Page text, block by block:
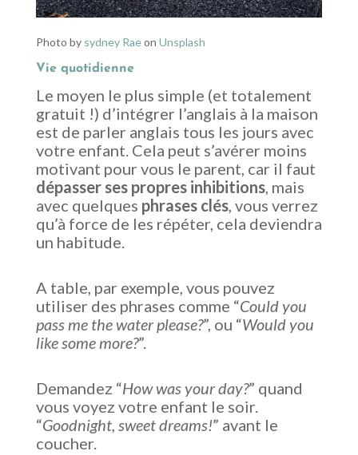
Photo by sydney Raeon Unsplash
Vie quotidienne
Le moyen le plus simple (et totalement
gratuit !) d’intégrer l’anglais à la maison
est de parler anglais tous les jours avec
votre enfant. Cela peut s’avérer moins
motivant pour vous le parent, car il faut
dépasser ses propres inhibitions, mais
avec quelques phrases clés, vous verrez
qu’à force de les répéter, cela deviendra
un habitude.
A table, par exemple, vous pouvez
utiliser des phrases comme “Could you
pass me the water please?”, ou “Would you
like some more?”.
Demandez “How was your day?” quand
vous voyez votre enfant le soir.
“Goodnight, sweet dreams!” avant le
coucher.